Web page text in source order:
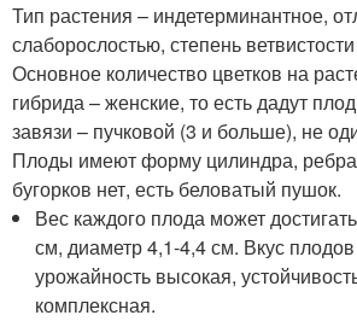
Тип растения – индетерминантное,
слаборослостью, степень
Основное количество цветков на
гибрида – женские, то есть дадут
завязи – пучковой (3 и больше), не
Плоды имеют форму цилиндра,
бугорков нет, есть беловатый пушок.
Вес каждого плода может
см, диаметр 4,1-4,4 см. Вкус
урожайность высокая,
комплексная.